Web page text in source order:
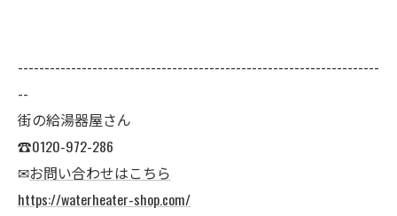
--------------------------------------------------------------------
--
街の給湯器屋さん
☎0120-972-286
✉お問い合わせはこちら
https://waterheater-shop.com/